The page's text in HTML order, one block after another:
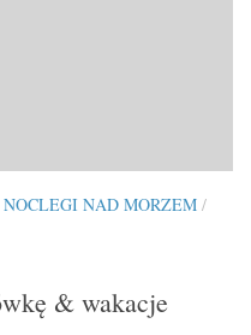
NOCLEGI NAD MORZEM /
& wakacje